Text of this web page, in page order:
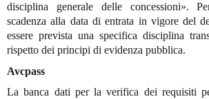
disciplina generale delle concessioni».
scadenza alla data di entrata in vigore del
essere prevista una specifica disciplina
rispetto dei principi di evidenza pubblica.
Avcpass
La banca dati per la verifica dei requisiti